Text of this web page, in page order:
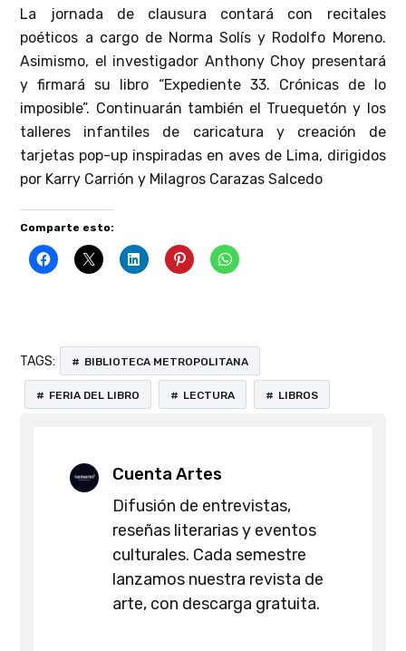
La jornada de clausura contará con recitales
poéticos a cargo de Norma Solís y Rodolfo Moreno.
Asimismo, el investigador Anthony Choy presentará
y firmará su libro “Expediente 33. Crónicas de lo
imposible”. Continuarán también el Truequetón y los
talleres infantiles de caricatura y creación de
tarjetas pop-up inspiradas en aves de Lima, dirigidos
por Karry Carrión y Milagros Carazas Salcedo
Comparte esto:
TAGS: BIBLIOTECA METROPOLITANA
FERIA DEL LIBRO LECTURA LIBROS
Cuenta Artes
Difusión de entrevistas,
reseñas literarias y eventos
culturales. Cada semestre
lanzamos nuestra revista de
arte, con descarga gratuita.